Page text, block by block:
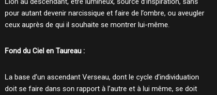
pour autant devenir narcissique et faire de l’ombre, ou aveugler
ceux auprès de qui il souhaite se montrer lui-même.
Fond du Ciel en Taureau :
La base d’un ascendant Verseau, dont le cycle d’individuation
doit se faire dans son rapport à l’autre et à lui même, se doit